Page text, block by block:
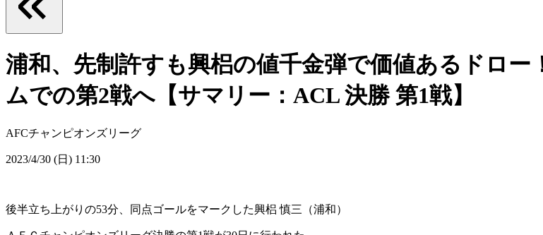
浦和、先制許すも興梠の値千金弾で価値あるドロ
ムでの第2戦へ【サマリー：ACL 決勝 第1戦】
AFCチャンピオンズリーグ
2023/4/30 (日) 11:30
後半立ち上がりの53分、同点ゴールをマークした興梠 慎三（浦和）